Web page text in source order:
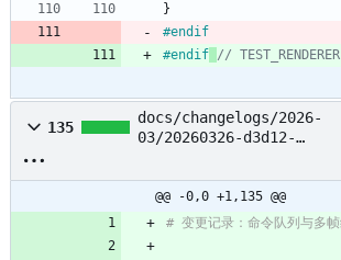
}
#endif
#endif // TEST_RENDERER
135
docs/changelogs/2026-
03/20260326-d3d12-
@@ -0,0 +1,135 @@